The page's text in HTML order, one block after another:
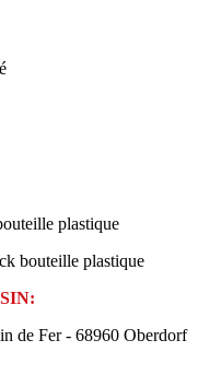
bouteille plastique
de Fer - 68960 Oberdorf